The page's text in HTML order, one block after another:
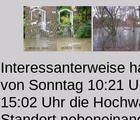
Interessanterweise
von Sonntag 10:21
15:02 Uhr die